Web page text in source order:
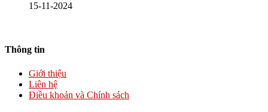
15-11-2024
Thông tin
Giới thiệu
Liên hệ
Điều khoản và Chính sách